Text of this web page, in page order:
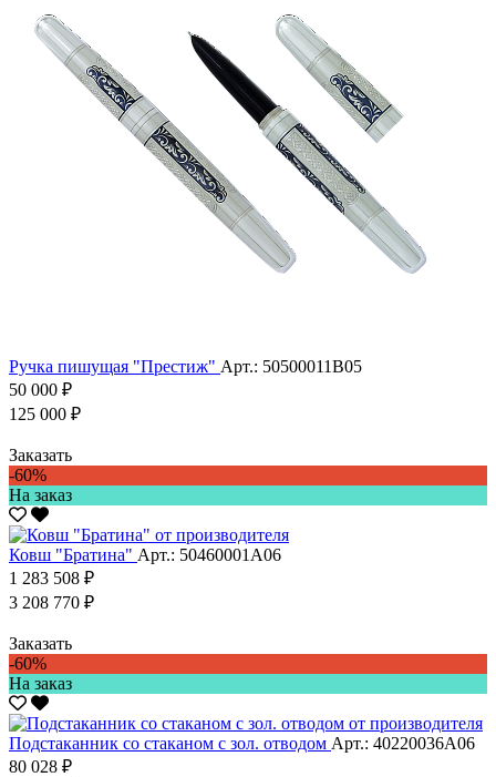
Ручка пишущая "Престиж" Арт.: 50500011В05
50 000 ₽
125 000 ₽
Заказать
-60%
На заказ
Ковш "Братина" Арт.: 50460001А06
1 283 508 ₽
3 208 770 ₽
Заказать
-60%
На заказ
Подстаканник со стаканом с зол. отводом Арт.: 40220036А06
80 028 ₽